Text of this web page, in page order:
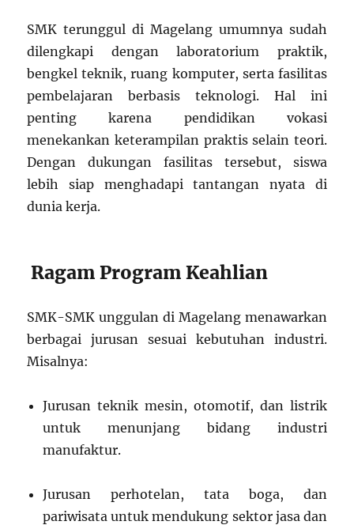
SMK terunggul di Magelang umumnya sudah
dilengkapi dengan laboratorium praktik,
bengkel teknik, ruang komputer, serta fasilitas
pembelajaran berbasis teknologi. Hal ini
penting karena pendidikan vokasi
menekankan keterampilan praktis selain teori.
Dengan dukungan fasilitas tersebut, siswa
lebih siap menghadapi tantangan nyata di
dunia kerja.
Ragam Program Keahlian
SMK-SMK unggulan di Magelang menawarkan
berbagai jurusan sesuai kebutuhan industri.
Misalnya:
Jurusan teknik mesin, otomotif, dan listrik
untuk menunjang bidang industri
manufaktur.
Jurusan perhotelan, tata boga, dan
pariwisata untuk mendukung sektor jasa dan